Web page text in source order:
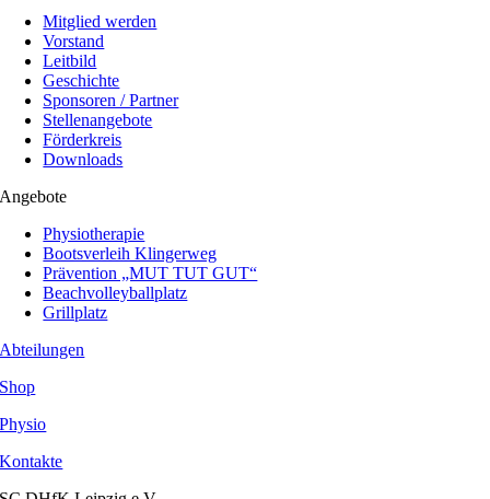
Mitglied werden
Vorstand
Leitbild
Geschichte
Sponsoren / Partner
Stellenangebote
Förderkreis
Downloads
Angebote
Physiotherapie
Bootsverleih Klingerweg
Prävention „MUT TUT GUT“
Beachvolleyballplatz
Grillplatz
Abteilungen
Shop
Physio
Kontakte